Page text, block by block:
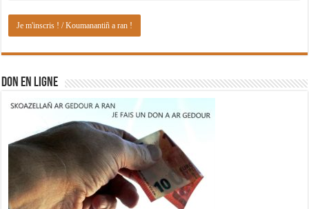
DON EN LIGNE